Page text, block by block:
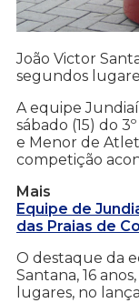
João Victor
segundos
A equipe
sábado (15) do
e Menor de
competição
Mais
Equipe de
das Praias de
O destaque da
Santana, 16
lugares, no